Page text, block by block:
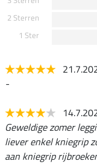
2 Sterren
1 Ster
-
Geweldige zomer
liever enkel kniegrip
aan kniegrip